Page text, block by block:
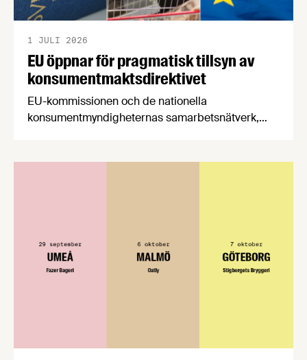
EU öppnar för pragmatisk tillsyn av
konsumentmaktsdirektivet
1 JULI 2026
EU-kommissionen och de nationella
konsumentmyndigheternas samarbetsnätverk,
konsumentmaktsdirektivet. Livsmedelsföretagen